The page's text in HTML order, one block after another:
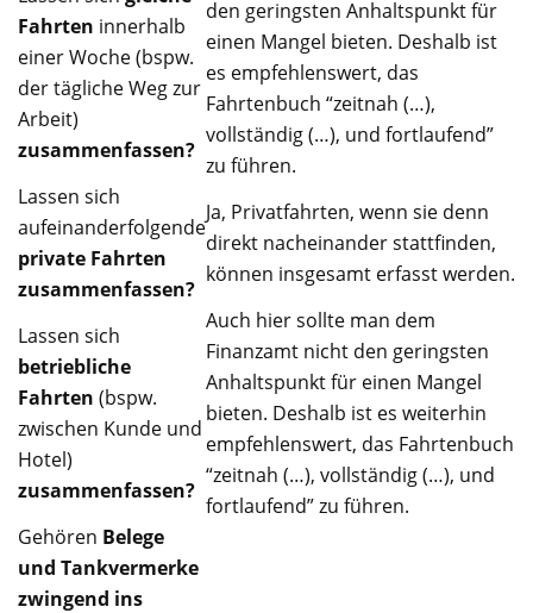
Fahrten innerhalb
einer Woche (bspw.
der tägliche Weg zur
Arbeit)
zusammenfassen?
den geringsten Anhaltspunkt für
einen Mangel bieten. Deshalb ist
es empfehlenswert, das
Fahrtenbuch “zeitnah (…),
vollständig (…), und fortlaufend”
zu führen.
Lassen sich
aufeinanderfolgende
private Fahrten
zusammenfassen?
Ja, Privatfahrten, wenn sie denn
direkt nacheinander stattfinden,
können insgesamt erfasst werden.
Lassen sich
betriebliche
Fahrten (bspw.
zwischen Kunde und
Hotel)
zusammenfassen?
Auch hier sollte man dem
Finanzamt nicht den geringsten
Anhaltspunkt für einen Mangel
bieten. Deshalb ist es weiterhin
empfehlenswert, das Fahrtenbuch
“zeitnah (…), vollständig (…), und
fortlaufend” zu führen.
Gehören Belege
und Tankvermerke
zwingend ins